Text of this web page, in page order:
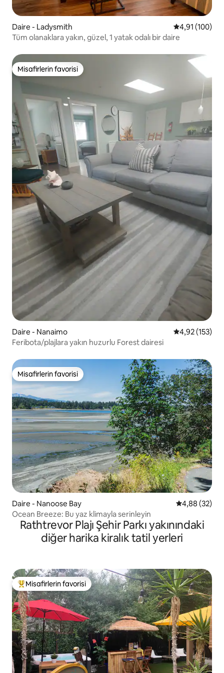
Daire - Ladysmith 5 üzerinden
4,91 (100)
Tüm olanaklara yakın, güzel, 1 yatak odalı bir daire
Misafirlerin favorisi
Misafirlerin favorisi
Daire - Nanaimo 5 üzerinden
4,92 (153)
Feribota/plajlara yakın huzurlu Forest dairesi
Misafirlerin favorisi
Misafirlerin favorisi
Daire - Nanoose Bay 5 üzerinden
4,88 (32)
Ocean Breeze: Bu yaz klimayla serinleyin
Rathtrevor Plajı Şehir Parkı yakınındaki
diğer harika kiralık tatil yerleri
Misafirlerin favorilerinden en beğenilenler arasında
Misafirlerin favorisi